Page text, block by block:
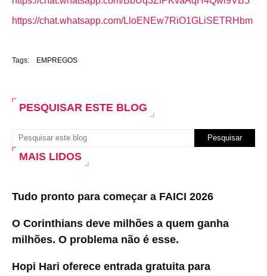
https://chat.whatsapp.com/LloENEw7RiO1GLiSETRHbm
Tags: EMPREGOS
PESQUISAR ESTE BLOG
MAIS LIDOS
Tudo pronto para começar a FAICI 2026
O Corinthians deve milhões a quem ganha
milhões. O problema não é esse.
Hopi Hari oferece entrada gratuita para